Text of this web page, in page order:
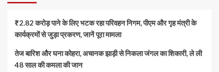
₹2.82 करोड़ पाने के लिए भटक रहा परिवहन निगम, पीएम और गृह मंत्री के
कार्यक्रमों से जुड़ा प्रकरण, जानें पूरा मामला
तेज बारिश और घना कोहरा, अचानक झाड़ी से निकला जंगल का शिकारी, ले ली
48 साल की कमला की जान